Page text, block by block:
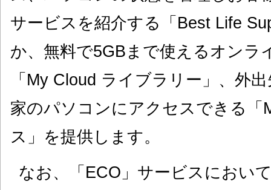
サービスを紹介する「Best Life
か、無料で5GBまで使えるオンラ
「My Cloud ライブラリー」、外
家のパソコンにアクセスできる「
ス」を提供します。
なお、「ECO」サービスにおい